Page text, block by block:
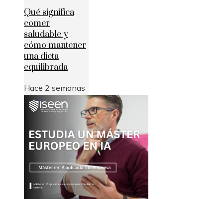
Qué significa
comer
saludable y
cómo mantener
una dieta
equilibrada
Hace 2 semanas